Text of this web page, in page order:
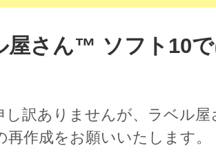
屋さん™ ソフト10
し訳ありませんが、ラベル
再作成をお願いいたします。